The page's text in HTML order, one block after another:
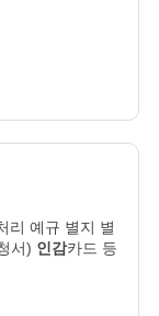
리 예규 별지 별
서) 인감카드 등